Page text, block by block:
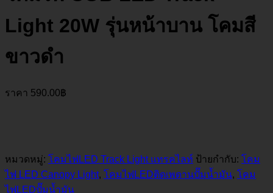
Light 20W รุ่นหน้าบาน โคมสี
ขาวดำ
ราคา 590.00฿
หมวดหมู่: โคมไฟLED Track Light แทรคไลท์ ป้ายกำกับ: โคม
ไฟ LED Canopy Light, โคมไฟLEDติดเพดานปั๊มน้ำมัน, โคม
ไฟLEDปั๊มน้ำมัน